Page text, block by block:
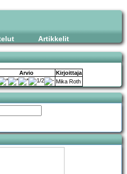
Artikkelit
Arvio
Kirjoittaja
Mika Roth